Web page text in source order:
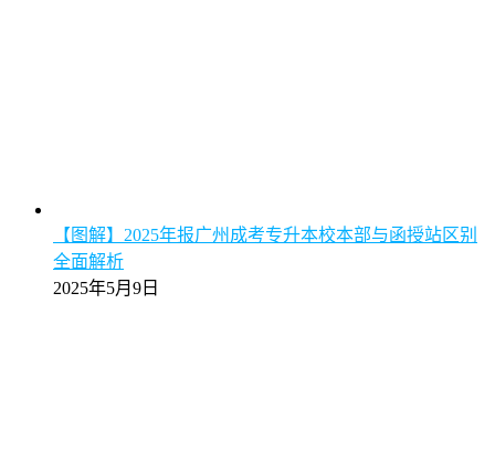
【图解】2025年报广州成考专升本校本部与函授站区别
全面解析
2025年5月9日